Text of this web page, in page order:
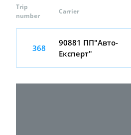
Trip
number
Carrier
368
90881 ПП"Авто-
Експерт"